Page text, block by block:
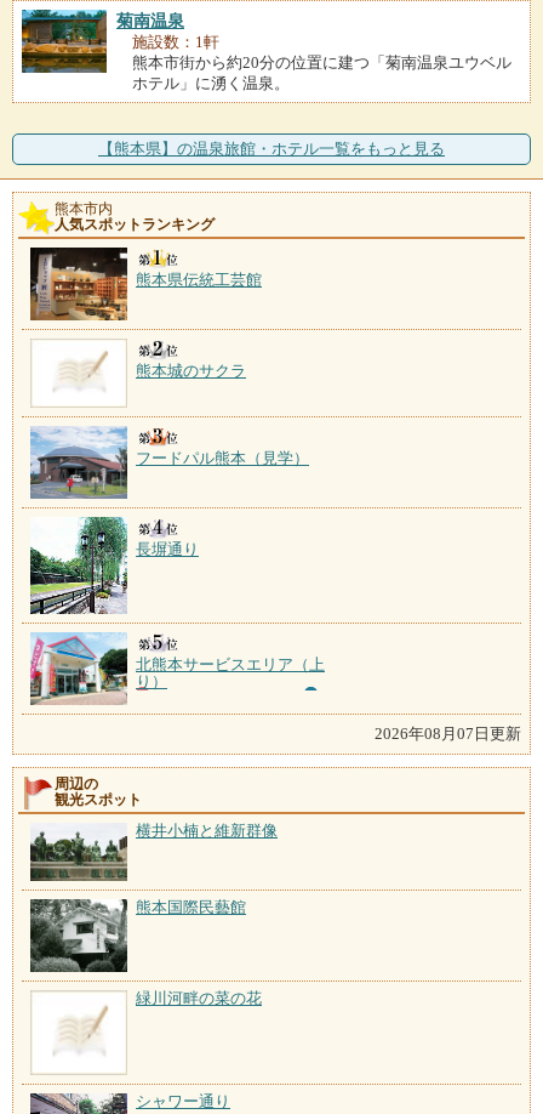
菊南温泉
施設数：1軒
熊本市街から約20分の位置に建つ「菊南温泉ユウベル
ホテル」に湧く温泉。
【熊本県】の温泉旅館・ホテル一覧をもっと見る
熊本市内
人気スポットランキング
熊本県伝統工芸館
熊本城のサクラ
フードパル熊本（見学）
長塀通り
北熊本サービスエリア（上
り）
2026年08月07日更新
周辺の
観光スポット
横井小楠と維新群像
熊本国際民藝館
緑川河畔の菜の花
シャワー通り